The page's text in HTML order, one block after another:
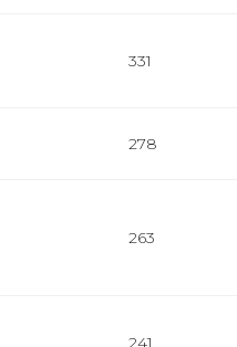
331
278
263
241